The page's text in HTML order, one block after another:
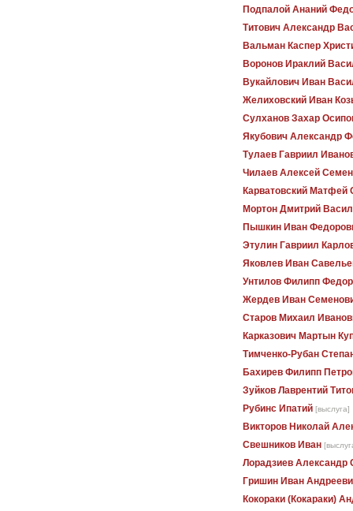
Подпалой Ананий
Титович Александр
Вальман Каспер
Воронов Ираклий
Вукайлович Иван
Желиховский Иван
Сулханов Захар
Якубович Александр
Тулаев Гавриил
Чилаев Алексей
Карватовский Матфей
Мортон Дмитрий
Пышкин Иван
Этулин Гавриил
Яковлев Иван
Унтилов Филипп
Жердев Иван
Старов Михаил
Карказович Мартын
Тимченко-Рубан
Бахирев Филипп
Зуйков Лаврентий
Рубинс Ипатий [выслуга]
Викторов Николай
Свешников Иван
Лорадзиев Александр
Гришин Иван
Кокораки (Кокараки)